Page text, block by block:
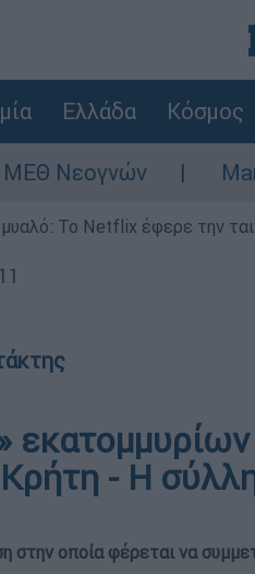
Ελλάδα Κόσμος
Marfin: «Δεν
μυαλό: Το Netflix έφερε την
Κρήτη - Η
στην οποία φέρεται να